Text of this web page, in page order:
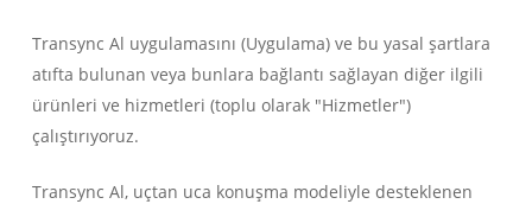
Transync Al uygulamasını (Uygulama) ve bu yasal şartlara
atıfta bulunan veya bunlara bağlantı sağlayan diğer ilgili
ürünleri ve hizmetleri (toplu olarak "Hizmetler")
çalıştırıyoruz.
Transync Al, uçtan uca konuşma modeliyle desteklenen